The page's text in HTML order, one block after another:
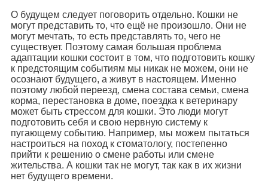
О будущем следует поговорить отдельно. Кошки не
могут представить то, что ещё не произошло. Они не
могут мечтать, то есть представлять то, чего не
существует. Поэтому самая большая проблема
адаптации кошки состоит в том, что подготовить кошку
к предстоящим событиям мы никак не можем, они не
осознают будущего, а живут в настоящем. Именно
поэтому любой переезд, смена состава семьи, смена
корма, перестановка в доме, поездка к ветеринару
может быть стрессом для кошки. Это люди могут
подготовить себя и свою нервную систему к
пугающему событию. Например, мы можем пытаться
настроиться на поход к стоматологу, постепенно
прийти к решению о смене работы или смене
жительства. А кошки так не могут, так как в их жизни
нет будущего времени.